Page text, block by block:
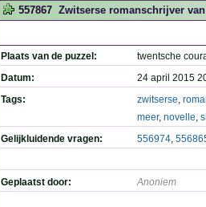
557867 Zwitserse romanschrijver
Plaats van de puzzel:
twentsche
Datum:
24 april 2015
Tags:
zwitserse,
meer, novelle,
Gelijkluidende vragen:
556974,
Geplaatst door: Anoniem